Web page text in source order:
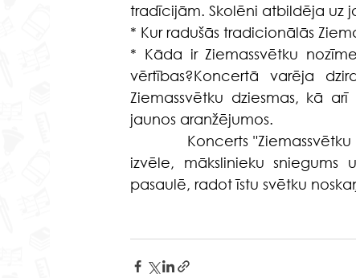
tradīcijām. Skolēni atbildēja uz
* Kur radušās tradicionālās
* Kāda ir Ziemassvētku
vērtības?Koncertā varēja
Ziemassvētku dziesmas, kā
jaunos aranžējumos.
Koncerts "Ziemassvētku
izvēle, mākslinieku sniegums
pasaulē, radot īstu svētku
6.u klases